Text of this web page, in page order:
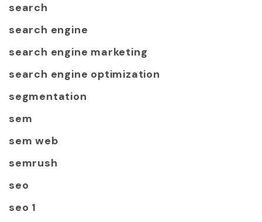
search
search engine
search engine marketing
search engine optimization
segmentation
sem
sem web
semrush
seo
seo 1